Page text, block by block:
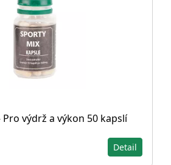
výdrž a výkon 50 kapslí
Detail